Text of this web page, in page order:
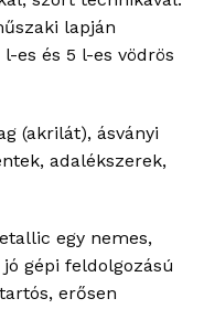
lapján
es és 5 l-es vödrös
(akrilát), ásványi
adalékszerek,
egy nemes,
gépi feldolgozású
erősen